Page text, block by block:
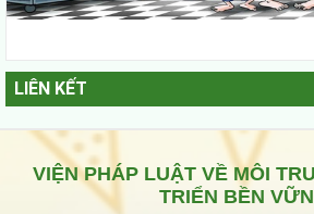
LIÊN KẾT
VIỆN PHÁP LUẬT VỀ MÔI
TRIỂN BỀN